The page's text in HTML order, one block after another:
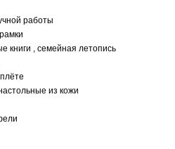
работы
книги , семейная летопись
из кожи